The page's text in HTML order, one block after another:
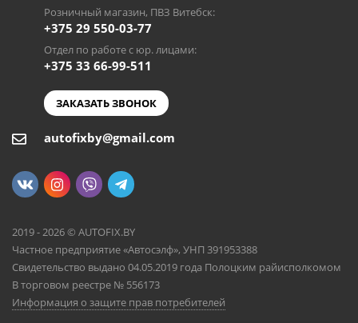
Розничный магазин, ПВЗ Витебск:
+375 29 550-03-77
Отдел по работе с юр. лицами:
+375 33 66-99-511
ЗАКАЗАТЬ ЗВОНОК
autofixby@gmail.com
2019 - 2026 © AUTOFIX.BY
Частное предприятие «Автосэлф», УНП 391953388
Свидетельство выдано 04.05.2019 года Полоцким райисполкомом
В торговом реестре № 556173
Информация о защите прав потребителей